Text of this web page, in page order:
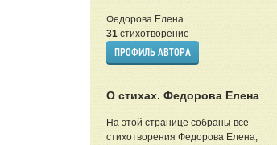
Федорова Елена
31стихотворение
ПРОФИЛЬ АВТОРА
О стихах. Федорова Елена
На этой странице собраны все
стихотворения Федорова Елена,